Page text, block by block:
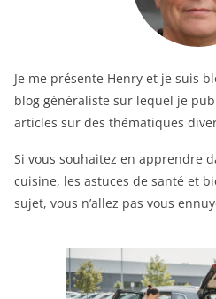
Je me présente Henry et je suis
blog généraliste sur lequel je
articles sur des thématiques
Si vous souhaitez en apprendre
cuisine, les astuces de santé et
sujet, vous n’allez pas vous